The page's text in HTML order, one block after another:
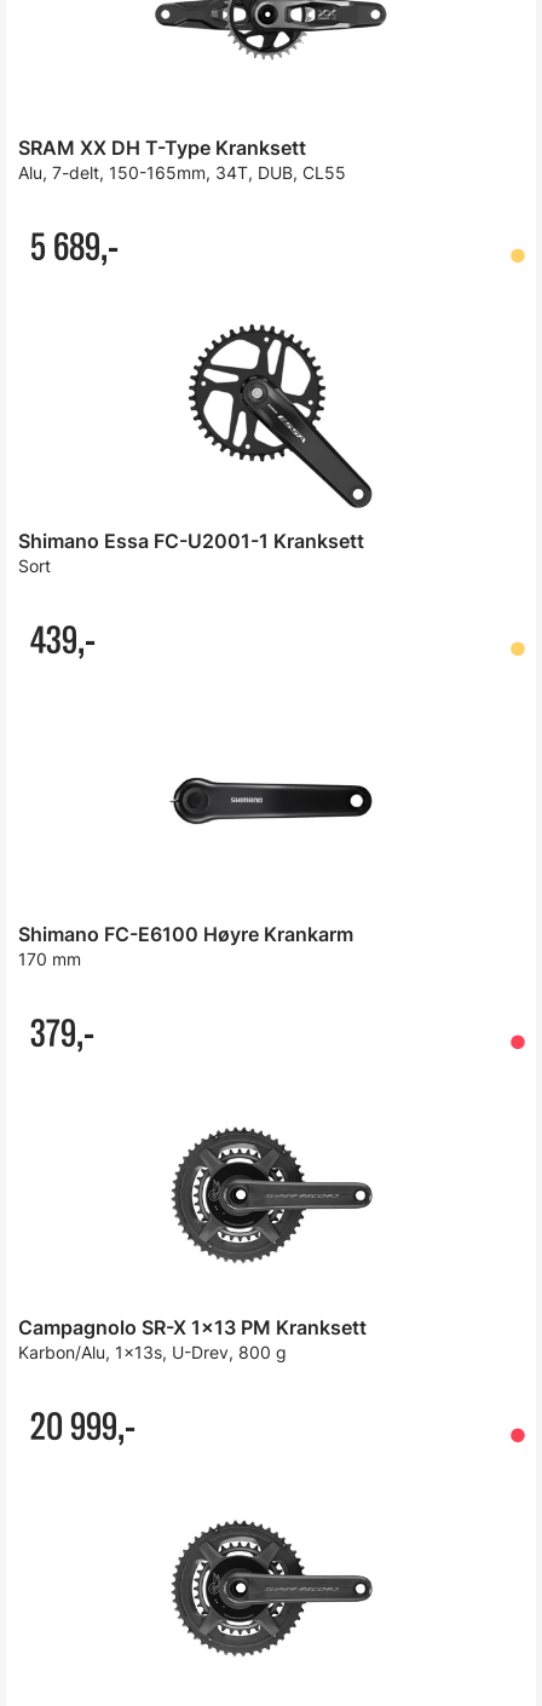
SRAM XX DH T-Type Kranksett
Alu, 7-delt, 150-165mm, 34T, DUB, CL55
5 689,-
Shimano Essa FC-U2001-1 Kranksett
Sort
439,-
Shimano FC-E6100 Høyre Krankarm
170 mm
379,-
Campagnolo SR-X 1x13 PM Kranksett
Karbon/Alu, 1x13s, U-Drev, 800 g
20 999,-